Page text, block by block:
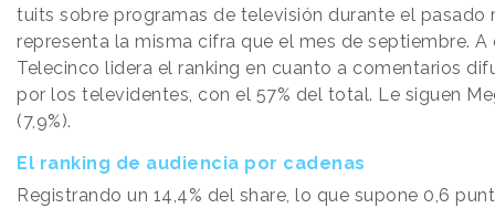
tuits sobre programas de televisión durante el pasado
representa la misma cifra que el mes de septiembre.
Telecinco lidera el ranking en cuanto a comentarios
por los televidentes, con el 57% del total. Le siguen
(7,9%).
El ranking de audiencia por cadenas
Registrando un 14,4% del share, lo que supone 0,6